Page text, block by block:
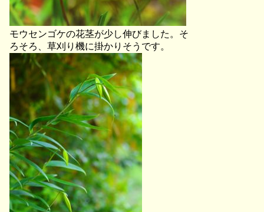
モウセンゴケの花茎が少し伸びました。そ
ろそろ、草刈り機に掛かりそうです。